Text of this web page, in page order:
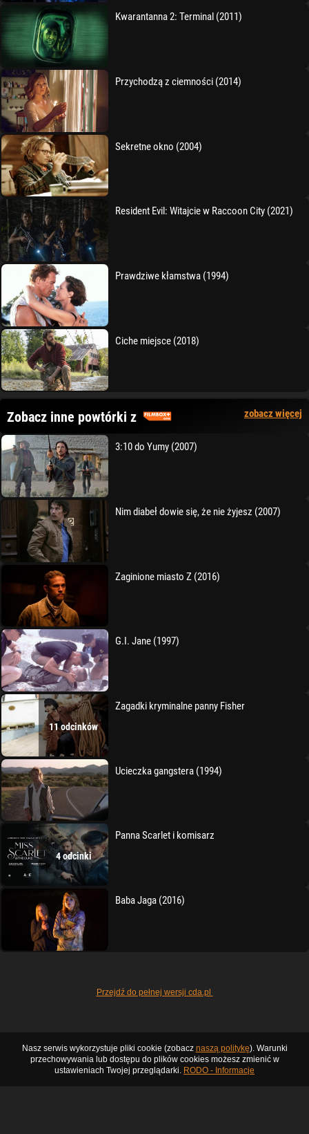
Kwarantanna 2: Terminal (2011)
Przychodzą z ciemności (2014)
Sekretne okno (2004)
Resident Evil: Witajcie w Raccoon City (2021)
Prawdziwe kłamstwa (1994)
Ciche miejsce (2018)
Zobacz inne powtórki z zobacz więcej
3:10 do Yumy (2007)
Nim diabeł dowie się, że nie żyjesz (2007)
Zaginione miasto Z (2016)
G.I. Jane (1997)
11 odcinków
Zagadki kryminalne panny Fisher
Ucieczka gangstera (1994)
4 odcinki
Panna Scarlet i komisarz
Baba Jaga (2016)
Przejdź do pełnej wersji cda.pl
Nasz serwis wykorzystuje pliki cookie (zobacz naszą politykę). Warunki
przechowywania lub dostępu do plików cookies możesz zmienić w
ustawieniach Twojej przeglądarki. RODO - Informacje